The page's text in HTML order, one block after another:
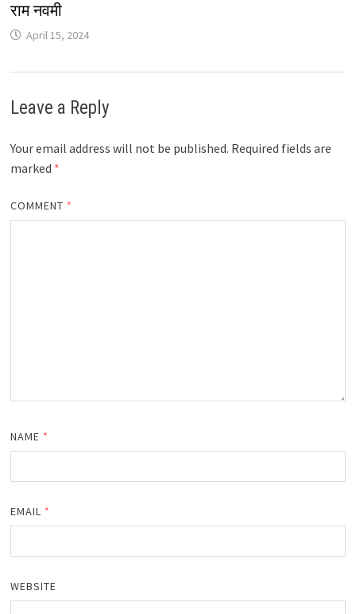
राम नवमी
April 15, 2024
Leave a Reply
Your email address will not be published. Required fields are
marked *
COMMENT *
NAME *
EMAIL *
WEBSITE